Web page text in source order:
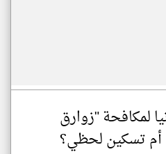
لمكافحة "زوارق
أم تسكين لحظي؟